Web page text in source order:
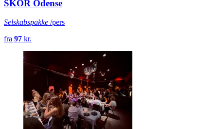
SKOR Odense
Selskabspakke /pers
fra 97 kr.